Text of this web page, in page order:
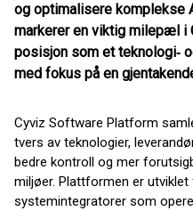
og optimalisere komplekse
markerer en viktig milepæl i
posisjon som et teknologi‑
med fokus på en
Cyviz Software Platform
tvers av teknologier,
bedre kontroll og mer
miljøer. Plattformen er
systemintegratorer som